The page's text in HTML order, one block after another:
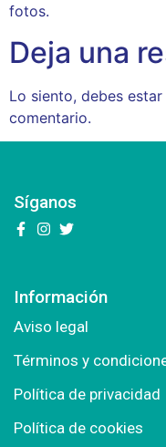
fotos.
Deja una
Lo siento, debes estar
comentario.
Síganos
Información
Aviso legal
Términos y
Política de privacidad
Política de cookies